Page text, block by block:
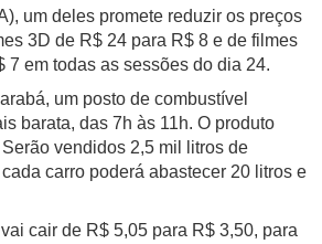
um deles promete reduzir os preços
3D de R$ 24 para R$ 8 e de filmes
7 em todas as sessões do dia 24.
um posto de combustível
barata, das 7h às 11h. O produto
vendidos 2,5 mil litros de
carro poderá abastecer 20 litros e
cair de R$ 5,05 para R$ 3,50, para